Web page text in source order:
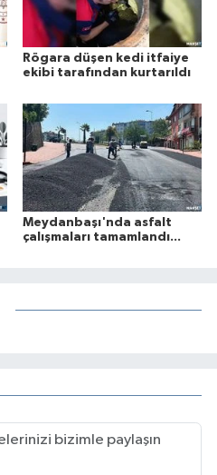
Rögara düşen kedi itfaiye
ekibi tarafından kurtarıldı
Meydanbaşı'nda asfalt
çalışmaları tamamlandı...